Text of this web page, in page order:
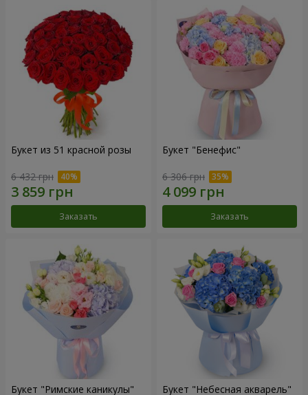
Букет из 51 красной розы
6 432 грн
Заказать
Букет "Бенефис"
6 306 грн
Заказать
Букет "Римские каникулы" Букет "Небесная акварель"